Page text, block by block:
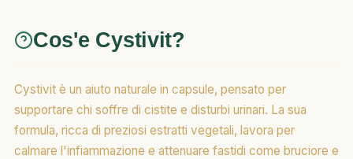
Cos'e Cystivit?
Cystivit è un aiuto naturale in capsule, pensato per
supportare chi soffre di cistite e disturbi urinari. La sua
formula, ricca di preziosi estratti vegetali, lavora per
calmare l'infiammazione e attenuare fastidi come bruciore e